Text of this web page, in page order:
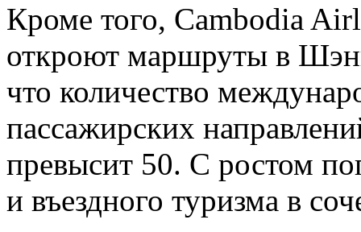
Кроме того, Cambodia
откроют маршруты в
что количество
пассажирских
превысит 50. С ростом
и въездного туризма в